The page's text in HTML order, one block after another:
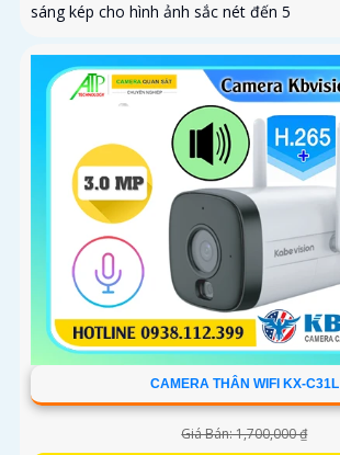
sáng kép cho hình ảnh sắc nét đến 5
CAMERA THÂN WIFI KX-C31L
Giá Bán: 1,700,000 ₫